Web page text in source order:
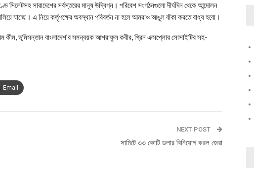
সিলেটসহ সারাদেশের সর্বস্তরের মানুষ উদ্বিগ্ন। পরিবেশ সংগঠনগুলো দীর্ঘদিন থেকে আন্দোলন
যাচ্ছে। এ নিয়ে কর্তৃপক্ষের অবস্থান পরিবর্তন না হলে আমরাও আঙুল বাঁকা করতে বাধ্য হবো।
কীম, ভূমিসন্তান বাংলাদেশ’র সমন্বয়ক আশরাফুল কবীর, গ্রিন এক্সপ্লোর সোসাইটির সহ-
Email
NEXT POST
সামিটে ৩৩ কোটি ডলার বিনিয়োগ করল জেরা